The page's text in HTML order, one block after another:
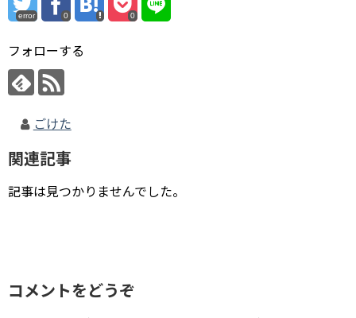
error 0 0
フォローする
ごけた
関連記事
記事は見つかりませんでした。
コメントをどうぞ